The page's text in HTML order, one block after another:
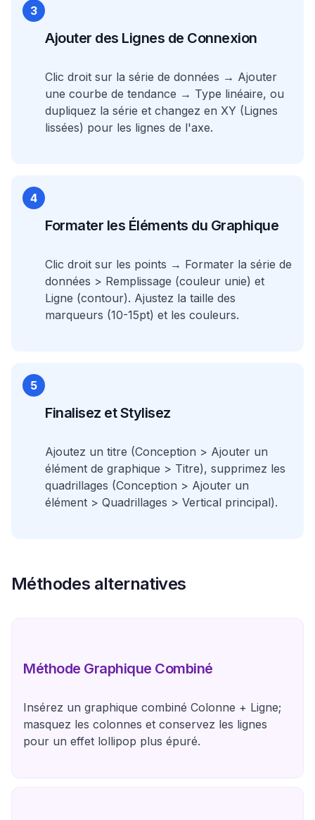
3
Ajouter des Lignes de Connexion
Clic droit sur la série de données → Ajouter
une courbe de tendance → Type linéaire, ou
dupliquez la série et changez en XY (Lignes
lissées) pour les lignes de l'axe.
4
Formater les Éléments du Graphique
Clic droit sur les points → Formater la série de
données > Remplissage (couleur unie) et
Ligne (contour). Ajustez la taille des
marqueurs (10-15pt) et les couleurs.
5
Finalisez et Stylisez
Ajoutez un titre (Conception > Ajouter un
élément de graphique > Titre), supprimez les
quadrillages (Conception > Ajouter un
élément > Quadrillages > Vertical principal).
Méthodes alternatives
Méthode Graphique Combiné
Insérez un graphique combiné Colonne + Ligne;
masquez les colonnes et conservez les lignes
pour un effet lollipop plus épuré.